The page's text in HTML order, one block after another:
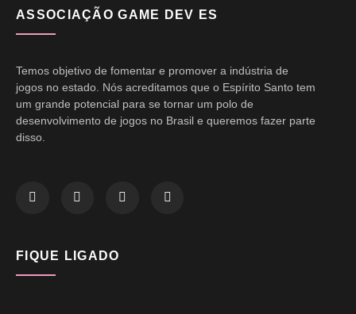
ASSOCIAÇÃO GAME DEV ES
Temos objetivo de fomentar e promover a indústria de
jogos no estado. Nós acreditamos que o Espírito Santo tem
um grande potencial para se tornar um polo de
desenvolvimento de jogos no Brasil e queremos fazer parte
disso.
FIQUE LIGADO